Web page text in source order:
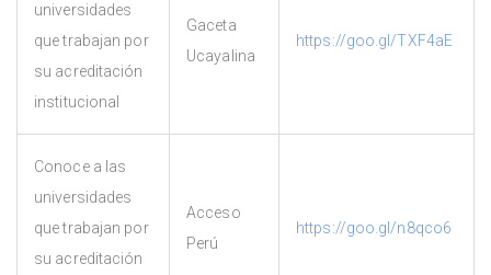
universidades
que trabajan por
su acreditación
institucional
Gaceta
Ucayalina
https://goo.gl/TXF4aE
Conoce a las
universidades
que trabajan por
su acreditación
Acceso
Perú
https://goo.gl/n8qco6